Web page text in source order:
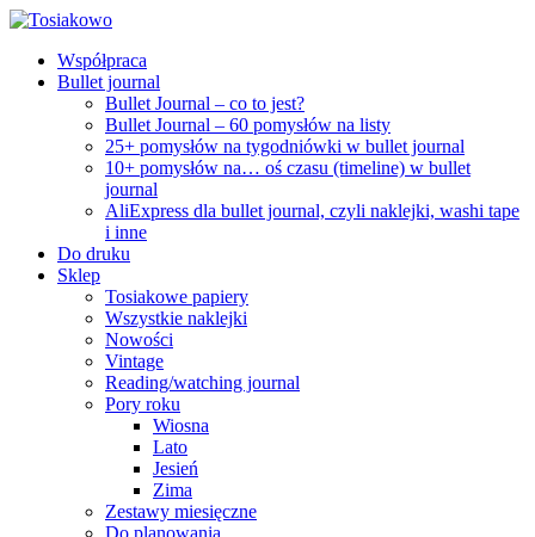
Współpraca
Bullet journal
Bullet Journal – co to jest?
Bullet Journal – 60 pomysłów na listy
25+ pomysłów na tygodniówki w bullet journal
10+ pomysłów na… oś czasu (timeline) w bullet
journal
AliExpress dla bullet journal, czyli naklejki, washi tape
i inne
Do druku
Sklep
Tosiakowe papiery
Wszystkie naklejki
Nowości
Vintage
Reading/watching journal
Pory roku
Wiosna
Lato
Jesień
Zima
Zestawy miesięczne
Do planowania